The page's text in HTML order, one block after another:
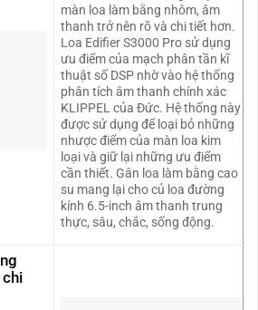
màn loa làm bằng nhôm, âm
thanh trở nên rõ và chi tiết hơn.
Loa Edifier S3000 Pro sử dụng
ưu điểm của mạch phân tần kĩ
thuật số DSP nhờ vào hệ thống
phân tích âm thanh chính xác
KLIPPEL của Đức. Hệ thống này
được sử dụng để loại bỏ những
nhược điểm của màn loa kim
loại và giữ lại những ưu điểm
cần thiết. Gân loa làm bằng cao
su mang lại cho củ loa đường
kính 6.5-inch âm thanh trung
thực, sâu, chắc, sống động.